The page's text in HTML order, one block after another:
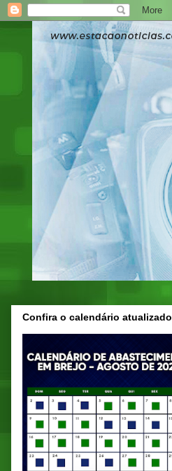
Confira o calendário atualizado